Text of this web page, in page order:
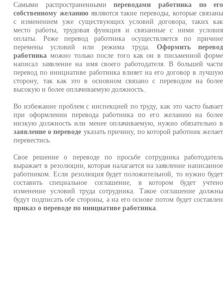
Самыми распространеннымипереводами работника по его
собственному желанию являются такие переводы, которые связаны
с изменением уже существующих условий договора, таких как
место работы, трудовая функция и связанные с ними условия
оплаты. Реже перевод работника осуществляется по причине
перемены условий или режима труда.Оформить перевод
работника можно только после того как он в письменной форме
написал заявление на имя своего работодателя. В большей части
перевод по инициативе работника влияет на его договор в лучшую
сторону, так как это в основном связано с переводом на более
высокую и более оплачиваемую должность.
Во избежание проблем с инспекцией по труду, как это часто бывает
при оформлении перевода работника по его желанию на более
низкую должность или менее оплачиваемую, нужно обязательно в
заявление о переводе указать причину, по которой работник желает
перевестись.
Свое решение о переводе по просьбе сотрудника работодатель
выражает в резолюции, которая налагается на заявление написанное
работником. Если резолюция будет положительной, то нужно будет
составить специальное соглашение, в котором будет учтено
изменение условий труда сотрудника. Такое соглашение должны
будут подписать обе стороны, а на его основе потом будет составлен
приказ о переводе по инициативе работника